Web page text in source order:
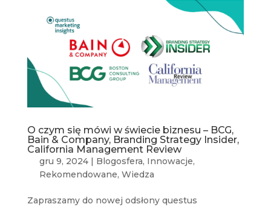
O czym się mówi w świecie biznesu – BCG,
Bain & Company, Branding Strategy Insider,
California Management Review
gru 9, 2024| Blogosfera, Innowacje,
Rekomendowane, Wiedza
Zapraszamy do nowej odsłony questus